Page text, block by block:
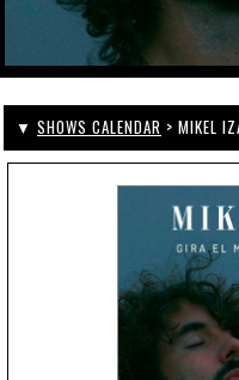
▼ SHOWS CALENDAR > MIKEL